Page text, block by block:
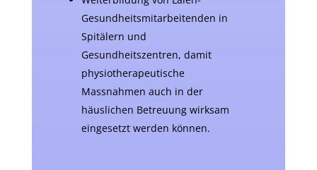
Gesundheitsmitarbeitenden in
Spitälern und
Gesundheitszentren, damit
physiotherapeutische
Massnahmen auch in der
häuslichen Betreuung wirksam
eingesetzt werden können.